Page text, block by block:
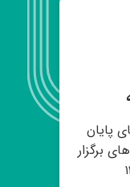
پایان
برگزار